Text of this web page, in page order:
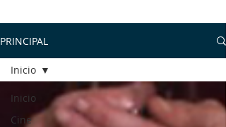
PRINCIPAL
Inicio
Cine
Inicio